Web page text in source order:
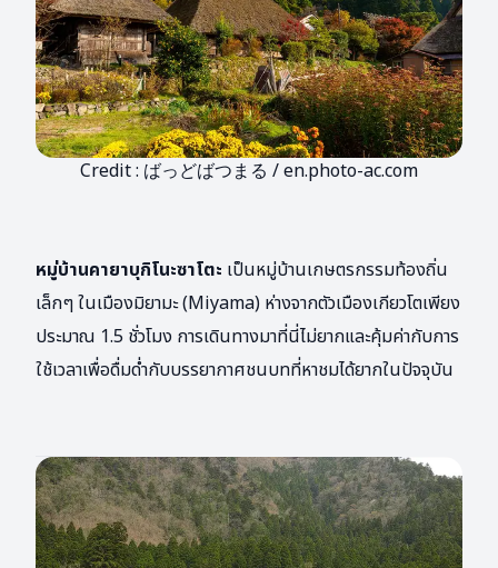
Credit : ばっどばつまる / en.photo-ac.com
หมู่บ้านคายาบุกิโนะซาโตะ เป็นหมู่บ้านเกษตรกรรมท้องถิ่น
เล็กๆ ในเมืองมิยามะ (Miyama) ห่างจากตัวเมืองเกียวโตเพียง
ประมาณ 1.5 ชั่วโมง การเดินทางมาที่นี่ไม่ยากและคุ้มค่ากับการ
ใช้เวลาเพื่อดื่มด่ำกับบรรยากาศชนบทที่หาชมได้ยากในปัจจุบัน